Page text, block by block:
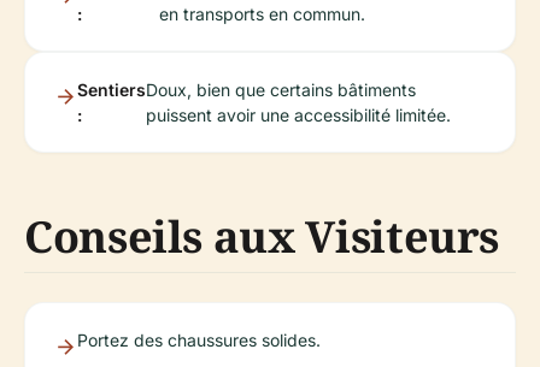
:
en transports en commun.
Sentiers
:
Doux, bien que certains bâtiments
puissent avoir une accessibilité limitée.
Conseils aux Visiteurs
Portez des chaussures solides.